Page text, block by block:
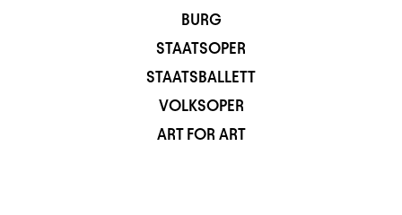
BURG
STAATSOPER
STAATSBALLETT
VOLKSOPER
ART FOR ART